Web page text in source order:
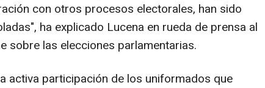
con otros procesos electorales, han sido
ha explicado Lucena en rueda de prensa al
sobre las elecciones parlamentarias.
activa participación de los uniformados que